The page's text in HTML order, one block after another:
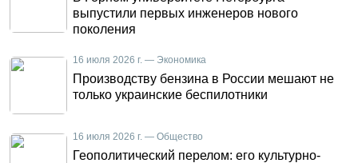
выпустили первых инженеров нового
поколения
16 июля 2026 г. — Экономика
Производству бензина в России мешают не
только украинские беспилотники
16 июля 2026 г. — Общество
Геополитический перелом: его культурно-